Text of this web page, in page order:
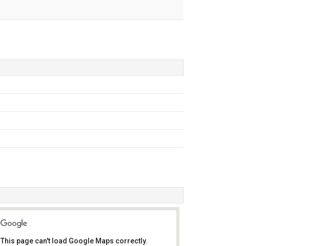
This page can't load Google Maps correctly.